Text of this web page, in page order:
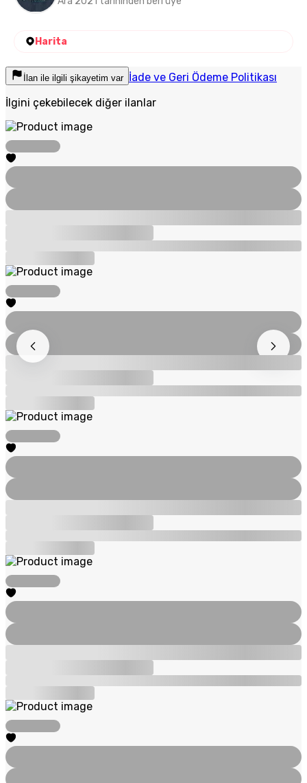
Harita
İlan ile ilgili şikayetim var İade ve Geri Ödeme Politikası
İlgini çekebilecek diğer ilanlar